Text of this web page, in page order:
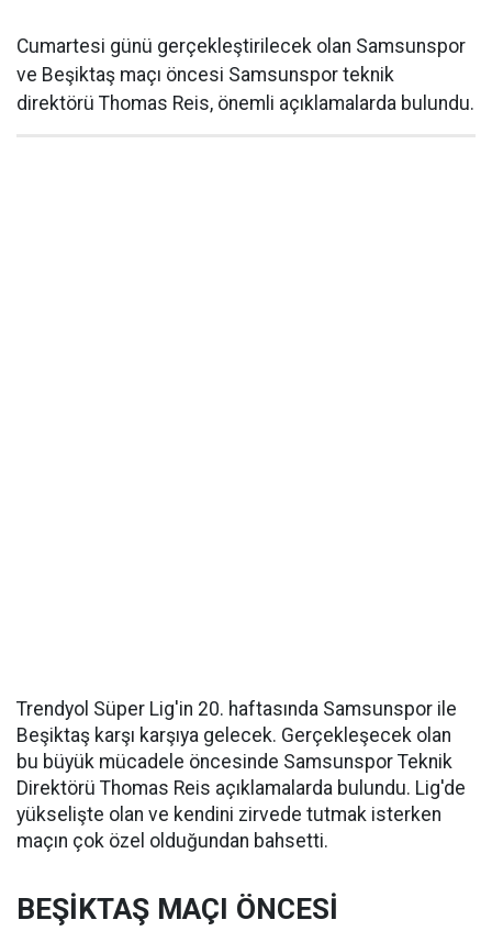
Cumartesi günü gerçekleştirilecek olan Samsunspor
ve Beşiktaş maçı öncesi Samsunspor teknik
direktörü Thomas Reis, önemli açıklamalarda bulundu.
Trendyol Süper Lig'in 20. haftasında Samsunspor ile
Beşiktaş karşı karşıya gelecek. Gerçekleşecek olan
bu büyük mücadele öncesinde Samsunspor Teknik
Direktörü Thomas Reis açıklamalarda bulundu. Lig'de
yükselişte olan ve kendini zirvede tutmak isterken
maçın çok özel olduğundan bahsetti.
BEŞİKTAŞ MAÇI ÖNCESİ